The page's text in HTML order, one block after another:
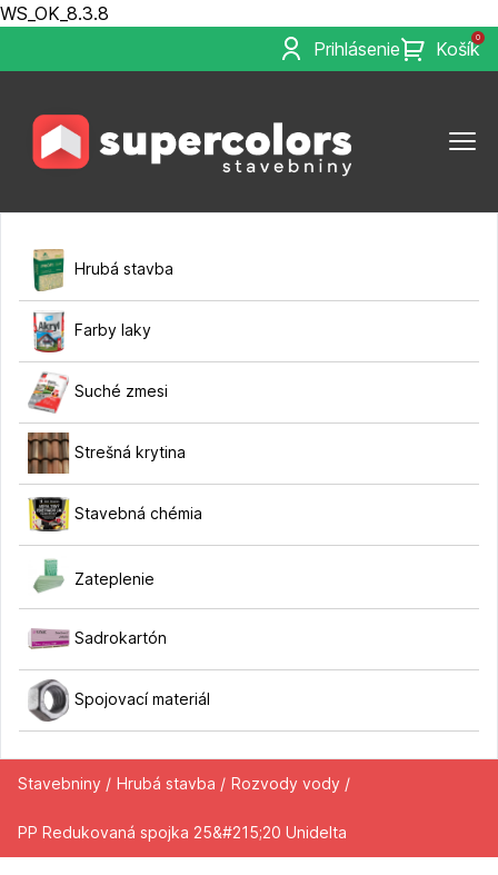
WS_OK_8.3.8
Prihlásenie
0
Košík
Hrubá stavba
Farby laky
Suché zmesi
Strešná krytina
Stavebná chémia
Zateplenie
Sadrokartón
Spojovací materiál
Stavebniny / Hrubá stavba / Rozvody vody /
PP Redukovaná spojka 25&#215;20 Unidelta